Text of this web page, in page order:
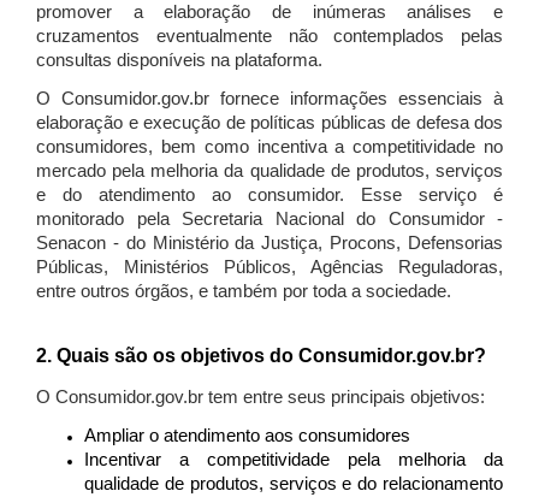
promover a elaboração de inúmeras análises e
cruzamentos eventualmente não contemplados pelas
consultas disponíveis na plataforma.
O Consumidor.gov.br fornece informações essenciais à
elaboração e execução de políticas públicas de defesa dos
consumidores, bem como incentiva a competitividade no
mercado pela melhoria da qualidade de produtos, serviços
e do atendimento ao consumidor. Esse serviço é
monitorado pela Secretaria Nacional do Consumidor -
Senacon - do Ministério da Justiça, Procons, Defensorias
Públicas, Ministérios Públicos, Agências Reguladoras,
entre outros órgãos, e também por toda a sociedade.
2. Quais são os objetivos do Consumidor.gov.br?
O Consumidor.gov.br tem entre seus principais objetivos:
Ampliar o atendimento aos consumidores
Incentivar a competitividade pela melhoria da
qualidade de produtos, serviços e do relacionamento